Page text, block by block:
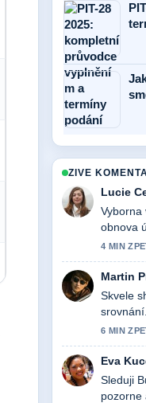
ZIVE
Lucie
Vyborna
obnova
4 MIN
Martin
Skvele
videl.
6 MIN
Eva
Sleduji
pozorne